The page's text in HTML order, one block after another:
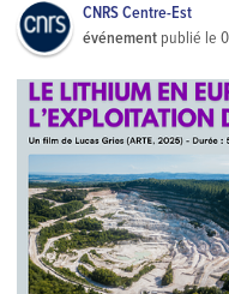
CNRS Centre-Est
événement publié le